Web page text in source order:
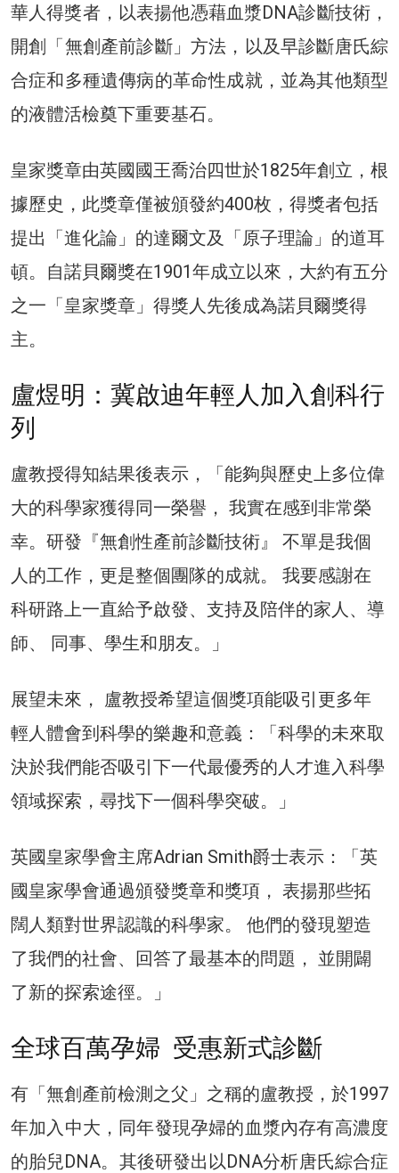
華人得獎者，以表揚他憑藉血漿DNA診斷技術，
開創「無創產前診斷」方法，以及早診斷唐氏綜
合症和多種遺傳病的革命性成就，並為其他類型
的液體活檢奠下重要基石。
皇家獎章由英國國王喬治四世於1825年創立，根
據歷史，此獎章僅被頒發約400枚，得獎者包括
提出「進化論」的達爾文及「原子理論」的道耳
頓。自諾貝爾獎在1901年成立以來，大約有五分
之一「皇家獎章」得獎人先後成為諾貝爾獎得
主。
盧煜明：冀啟迪年輕人加入創科行
列
盧教授得知結果後表示，「能夠與歷史上多位偉
大的科學家獲得同一榮譽， 我實在感到非常榮
幸。研發『無創性產前診斷技術』 不單是我個
人的工作，更是整個團隊的成就。 我要感謝在
科研路上一直給予啟發、支持及陪伴的家人、導
師、 同事、學生和朋友。」
展望未來， 盧教授希望這個獎項能吸引更多年
輕人體會到科學的樂趣和意義：「科學的未來取
決於我們能否吸引下一代最優秀的人才進入科學
領域探索，尋找下一個科學突破。」
英國皇家學會主席Adrian Smith爵士表示：「英
國皇家學會通過頒發獎章和獎項， 表揚那些拓
闊人類對世界認識的科學家。 他們的發現塑造
了我們的社會、回答了最基本的問題， 並開闢
了新的探索途徑。」
全球百萬孕婦 受惠新式診斷
有「無創產前檢測之父」之稱的盧教授，於1997
年加入中大，同年發現孕婦的血漿內存有高濃度
的胎兒DNA。其後研發出以DNA分析唐氏綜合症